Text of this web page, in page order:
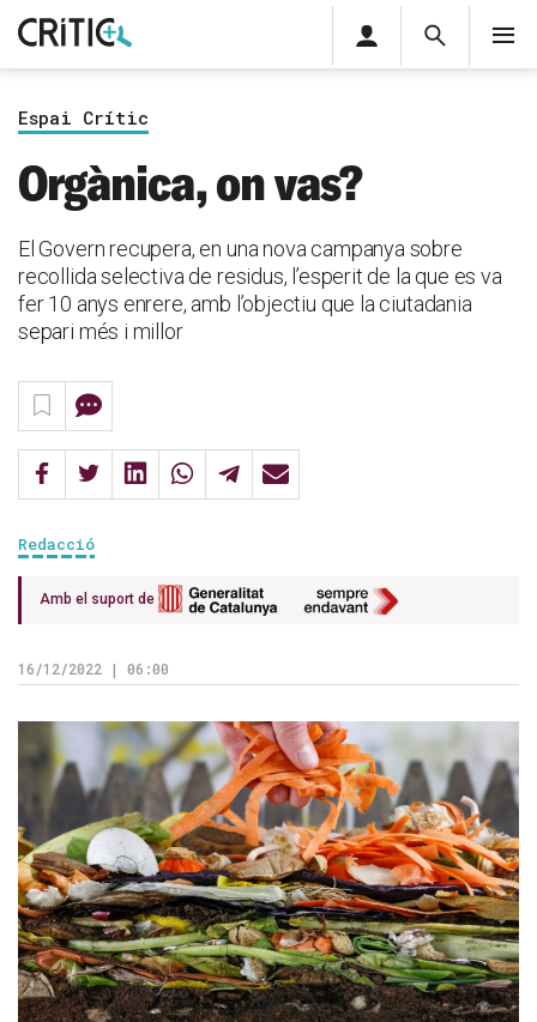
Cerca
privada
Inicia sessió
Espai Crític
Orgànica, on vas?
El Govern recupera, en una nova campanya sobre
recollida selectiva de residus, l’esperit de la que es va
fer 10 anys enrere, amb l’objectiu que la ciutadania
separi més i millor
Redacció
Amb el suport de
16/12/2022 | 06:00